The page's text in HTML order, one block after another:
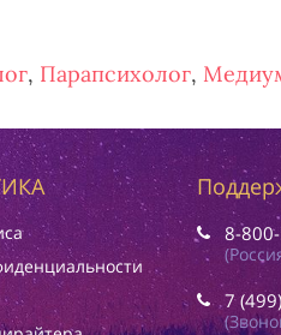
, Парапсихолог,
8-
7